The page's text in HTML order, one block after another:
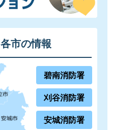
各市の情報
碧南消防署
刈谷消防署
安城消防署